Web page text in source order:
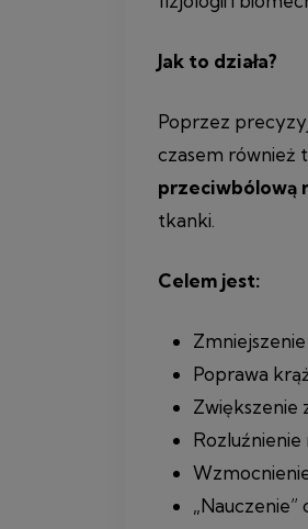
Jak to działa?
Poprzez
czasem również
przeciwbólową
tkanki.
Celem jest:
Poprawa
Zwiększenie
„Nauczenie”